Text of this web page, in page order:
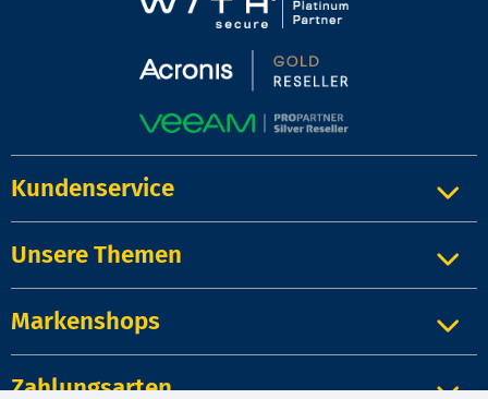
Kundenservice
Unsere Themen
Markenshops
Zahlungsarten